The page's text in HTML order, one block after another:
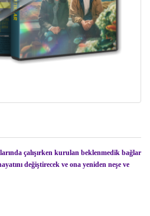
çalışırken kurulan beklenmedik bağlar
değiştirecek ve ona yeniden neşe ve